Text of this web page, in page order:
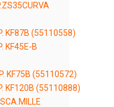
KF87B (55110558)
KF45E-B
KF75B (55110572)
KF120B (55110888)